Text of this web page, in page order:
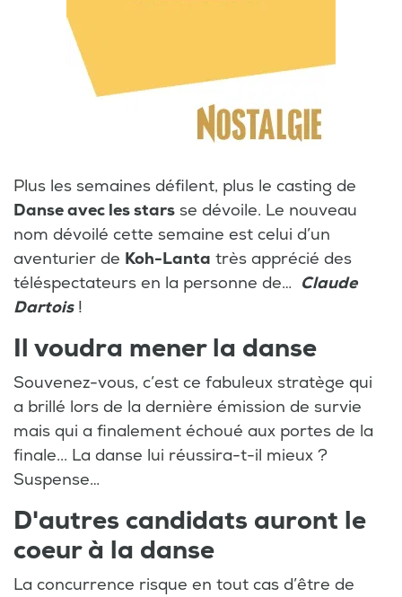
Plus les semaines défilent, plus le casting de
Danse avec les stars se dévoile. Le nouveau
nom dévoilé cette semaine est celui d’un
aventurier de Koh-Lanta très apprécié des
téléspectateurs en la personne de… Claude
Dartois!
Il voudra mener la danse
Souvenez-vous, c’est ce fabuleux stratège qui
a brillé lors de la dernière émission de survie
mais qui a finalement échoué aux portes de la
finale... La danse lui réussira-t-il mieux ?
Suspense…
D'autres candidats auront le
coeur à la danse
La concurrence risque en tout cas d’être de